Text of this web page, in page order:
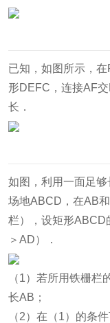
已知，如图所示，
形DEFC，连接AF
长．
如图，利用一面足
场地ABCD，在AB
栏），设矩形ABCD
＞AD）．
（1）若所用铁栅
长AB；
（2）在（1）的条